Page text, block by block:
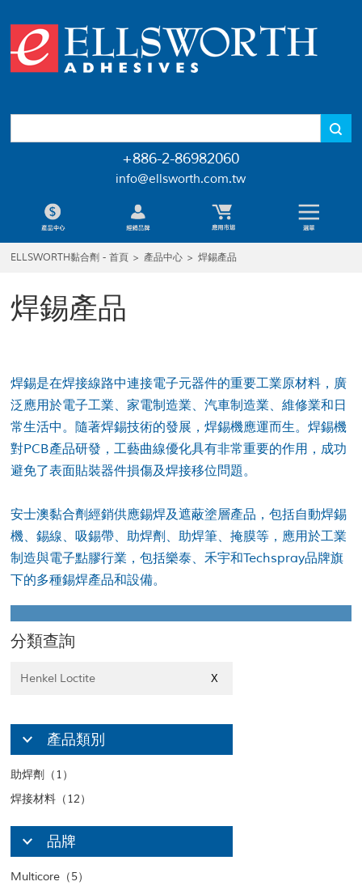
+886-2-86982060
info@ellsworth.com.tw
ELLSWORTH黏合劑 - 首頁 > 產品中心 > 焊錫產品
焊錫產品
焊錫是在焊接線路中連接電子元器件的重要工業原材料，廣
泛應用於電子工業、家電制造業、汽車制造業、維修業和日
常生活中。隨著焊錫技術的發展，焊錫機應運而生。焊錫機
對PCB產品研發，工藝曲線優化具有非常重要的作用，成功
避免了表面貼裝器件損傷及焊接移位問題。
安士澳黏合劑經銷供應錫焊及遮蔽塗層產品，包括自動焊錫
機、錫線、吸錫帶、助焊劑、助焊筆、掩膜等，應用於工業
制造與電子點膠行業，包括樂泰、禾宇和Techspray品牌旗
下的多種錫焊產品和設備。
分類查詢
Henkel Loctite X
產品類別
助焊劑（1）
焊接材料（12）
品牌
Multicore（5）